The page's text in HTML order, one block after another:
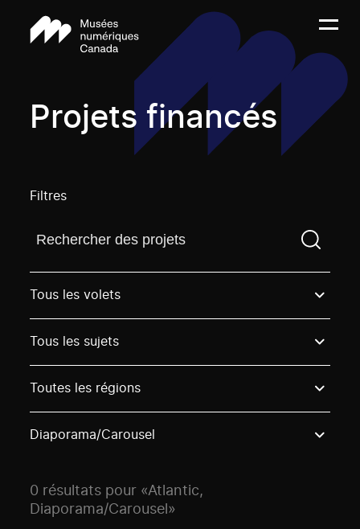
Projets financés
Filtres
Trouvez un projetVous devez saisir un terme de
Tous les volets
Tous les sujets
Toutes les régions
Diaporama/Carousel
0 résultats pour «Atlantic,
Diaporama/Carousel»